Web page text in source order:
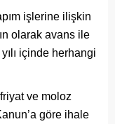
işlerine ilişkin
olarak avans ile
içinde herhangi
ve moloz
göre ihale